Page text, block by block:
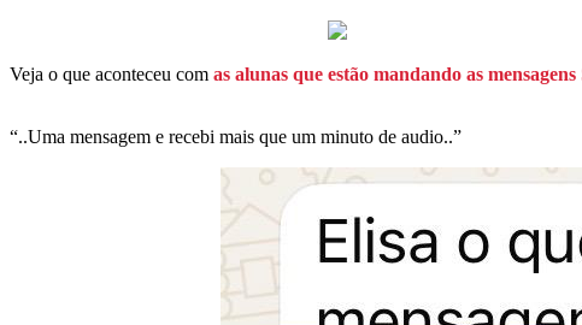
Veja o que aconteceu com as alunas que estão mandando as
“..Uma mensagem e recebi mais que um minuto de audio..”